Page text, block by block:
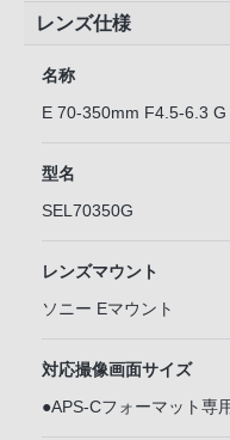
レンズ仕様
名称
E 70-350mm F4.5-6.3 G
型名
SEL70350G
レンズマウント
ソニー Eマウント
対応撮像画面サイズ
●APS-Cフォーマット専